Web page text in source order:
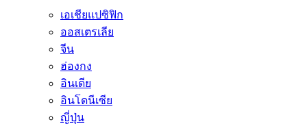
เอเชียแปซิฟิก
ออสเตรเลีย
จีน
ฮ่องกง
อินเดีย
อินโดนีเซีย
ญี่ปุ่น